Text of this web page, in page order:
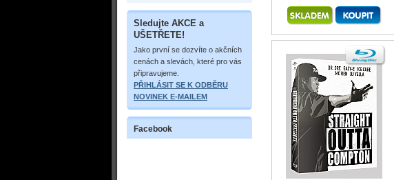
Sledujte AKCE a
UŠETŘETE!
Jako první se dozvíte o akčních
cenách a slevách, které pro vás
připravujeme.
PŘIHLÁSIT SE K ODBĚRU
NOVINEK E-MAILEM
Facebook